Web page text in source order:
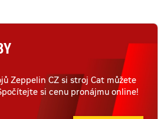
Zeppelin CZ si stroj Cat můžete
si cenu pronájmu online!